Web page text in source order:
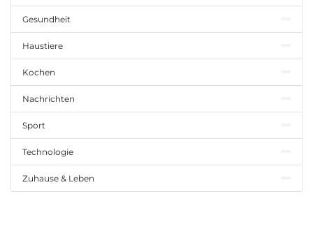
Gesundheit
Haustiere
Kochen
Nachrichten
Sport
Technologie
Zuhause & Leben